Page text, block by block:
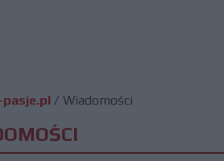
/ Wiadomości